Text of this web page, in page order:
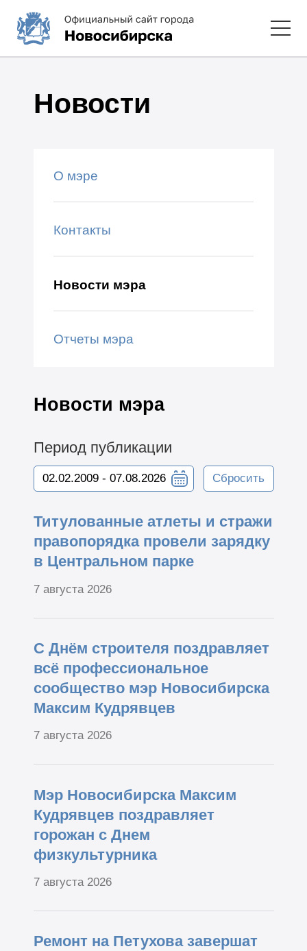
Новости
О мэре
Контакты
Новости мэра
Отчеты мэра
Новости мэра
Период публикации
Сбросить
Титулованные атлеты и стражи
правопорядка провели зарядку
в Центральном парке
7 августа 2026
С Днём строителя поздравляет
всё профессиональное
сообщество мэр Новосибирска
Максим Кудрявцев
7 августа 2026
Мэр Новосибирска Максим
Кудрявцев поздравляет
горожан с Днем
физкультурника
7 августа 2026
Ремонт на Петухова завершат